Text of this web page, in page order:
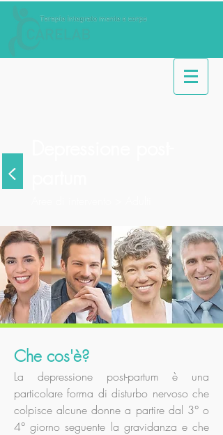
<
Che cos'è?
La depressione post-partum è una
particolare forma di disturbo nervoso che
colpisce alcune donne a partire dal 3° o
4° giorno seguente la gravidanza e che